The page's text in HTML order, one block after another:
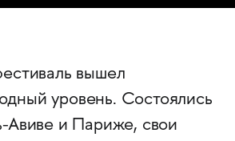
вышел
уровень. Состоялись
Авиве и Париже, свои